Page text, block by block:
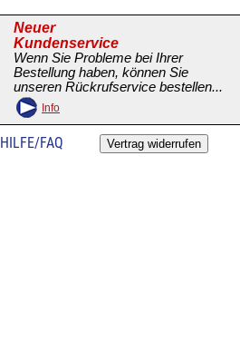
Neuer
Kundenservice
Wenn Sie Probleme bei Ihrer
Bestellung haben, können Sie
unseren Rückrufservice bestellen...
Info
HILFE/FAQ